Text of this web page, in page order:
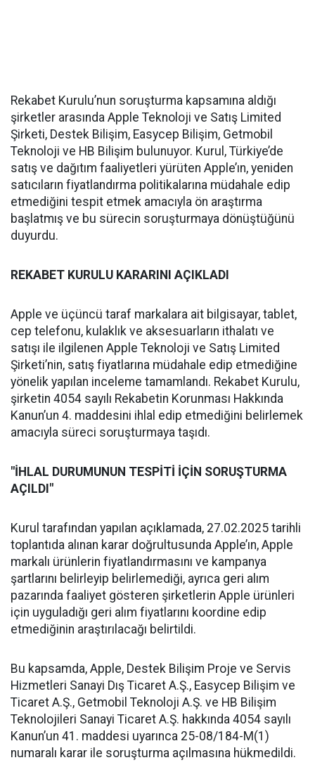
Rekabet Kurulu’nun soruşturma kapsamına aldığı
şirketler arasında Apple Teknoloji ve Satış Limited
Şirketi, Destek Bilişim, Easycep Bilişim, Getmobil
Teknoloji ve HB Bilişim bulunuyor. Kurul, Türkiye’de
satış ve dağıtım faaliyetleri yürüten Apple’ın, yeniden
satıcıların fiyatlandırma politikalarına müdahale edip
etmediğini tespit etmek amacıyla ön araştırma
başlatmış ve bu sürecin soruşturmaya dönüştüğünü
duyurdu.
REKABET KURULU KARARINI AÇIKLADI
Apple ve üçüncü taraf markalara ait bilgisayar, tablet,
cep telefonu, kulaklık ve aksesuarların ithalatı ve
satışı ile ilgilenen Apple Teknoloji ve Satış Limited
Şirketi’nin, satış fiyatlarına müdahale edip etmediğine
yönelik yapılan inceleme tamamlandı. Rekabet Kurulu,
şirketin 4054 sayılı Rekabetin Korunması Hakkında
Kanun’un 4. maddesini ihlal edip etmediğini belirlemek
amacıyla süreci soruşturmaya taşıdı.
"İHLAL DURUMUNUN TESPİTİ İÇİN SORUŞTURMA
AÇILDI"
Kurul tarafından yapılan açıklamada, 27.02.2025 tarihli
toplantıda alınan karar doğrultusunda Apple’ın, Apple
markalı ürünlerin fiyatlandırmasını ve kampanya
şartlarını belirleyip belirlemediği, ayrıca geri alım
pazarında faaliyet gösteren şirketlerin Apple ürünleri
için uyguladığı geri alım fiyatlarını koordine edip
etmediğinin araştırılacağı belirtildi.
Bu kapsamda, Apple, Destek Bilişim Proje ve Servis
Hizmetleri Sanayi Dış Ticaret A.Ş., Easycep Bilişim ve
Ticaret A.Ş., Getmobil Teknoloji A.Ş. ve HB Bilişim
Teknolojileri Sanayi Ticaret A.Ş. hakkında 4054 sayılı
Kanun’un 41. maddesi uyarınca 25-08/184-M(1)
numaralı karar ile soruşturma açılmasına hükmedildi.